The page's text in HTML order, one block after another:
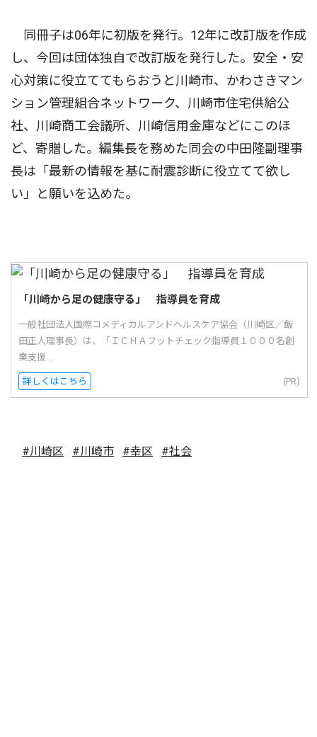
同冊子は06年に初版を発行。12年に改訂版を作成
し、今回は団体独自で改訂版を発行した。安全・安
心対策に役立ててもらおうと川崎市、かわさきマン
ション管理組合ネットワーク、川崎市住宅供給公
社、川崎商工会議所、川崎信用金庫などにこのほ
ど、寄贈した。編集長を務めた同会の中田隆副理事
長は「最新の情報を基に耐震診断に役立てて欲し
い」と願いを込めた。
「川崎から足の健康守る」 指導員を育成
一般社団法人国際コメディカルアンドヘルスケア協会（川崎区／飯
田正人理事長）は、「ＩＣＨＡフットチェック指導員１０００名創
業支援...
詳しくはこちら (PR)
#川崎区 #川崎市 #幸区 #社会